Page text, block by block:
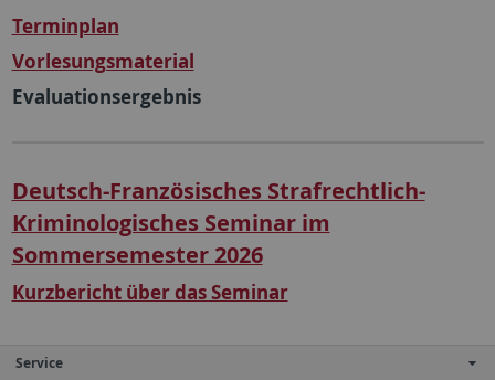
Terminplan
Vorlesungsmaterial
Evaluationsergebnis
Deutsch-Französisches Strafrechtlich-
Kriminologisches Seminar im
Sommersemester 2026
Kurzbericht über das Seminar
Service